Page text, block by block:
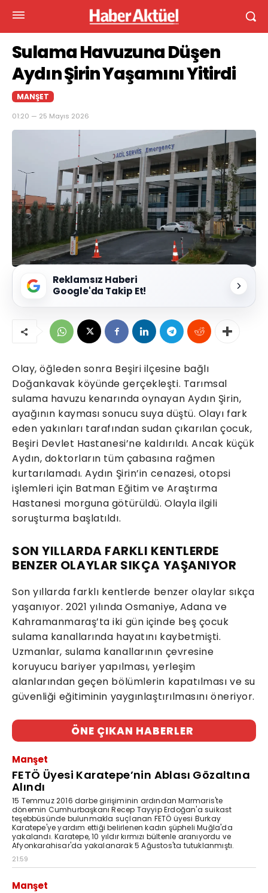
Sulama Havuzuna Düşen
Aydın Şirin Yaşamını Yitirdi
MANŞET
01:20 — 25 Mayıs 2026
Reklamsız Haberi
Google'da Takip Et!
Olay, öğleden sonra Beşiri ilçesine bağlı
Doğankavak köyünde gerçekleşti. Tarımsal
sulama havuzu kenarında oynayan Aydın Şirin,
ayağının kayması sonucu suya düştü. Olayı fark
eden yakınları tarafından sudan çıkarılan çocuk,
Beşiri Devlet Hastanesi’ne kaldırıldı. Ancak küçük
Aydın, doktorların tüm çabasına rağmen
kurtarılamadı. Aydın Şirin’in cenazesi, otopsi
işlemleri için Batman Eğitim ve Araştırma
Hastanesi morguna götürüldü. Olayla ilgili
soruşturma başlatıldı.
SON YILLARDA FARKLI KENTLERDE
BENZER OLAYLAR SIKÇA YAŞANIYOR
Son yıllarda farklı kentlerde benzer olaylar sıkça
yaşanıyor. 2021 yılında Osmaniye, Adana ve
Kahramanmaraş’ta iki gün içinde beş çocuk
sulama kanallarında hayatını kaybetmişti.
Uzmanlar, sulama kanallarının çevresine
koruyucu bariyer yapılması, yerleşim
alanlarından geçen bölümlerin kapatılması ve su
güvenliği eğitiminin yaygınlaştırılmasını öneriyor.
ÖNE ÇIKAN HABERLER
Manşet
FETÖ Üyesi Karatepe’nin Ablası Gözaltına
Alındı
15 Temmuz 2016 darbe girişiminin ardından Marmaris'te
dönemin Cumhurbaşkanı Recep Tayyip Erdoğan'a suikast
teşebbüsünde bulunmakla suçlanan FETÖ üyesi Burkay
Karatepe'ye yardım ettiği belirlenen kadın şüpheli Muğla'da
yakalandı. Karatepe, 10 yıldır kırmızı bültenle aranıyordu ve
Afyonkarahisar'da yakalanarak 5 Ağustos'ta tutuklanmıştı.
21:59
Manşet